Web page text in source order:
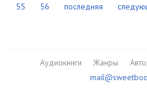
55
56 последняя
Аудиокниги Жанры